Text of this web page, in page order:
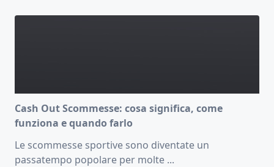
Cash Out Scommesse: cosa significa, come
funziona e quando farlo
Le scommesse sportive sono diventate un
passatempo popolare per molte ...